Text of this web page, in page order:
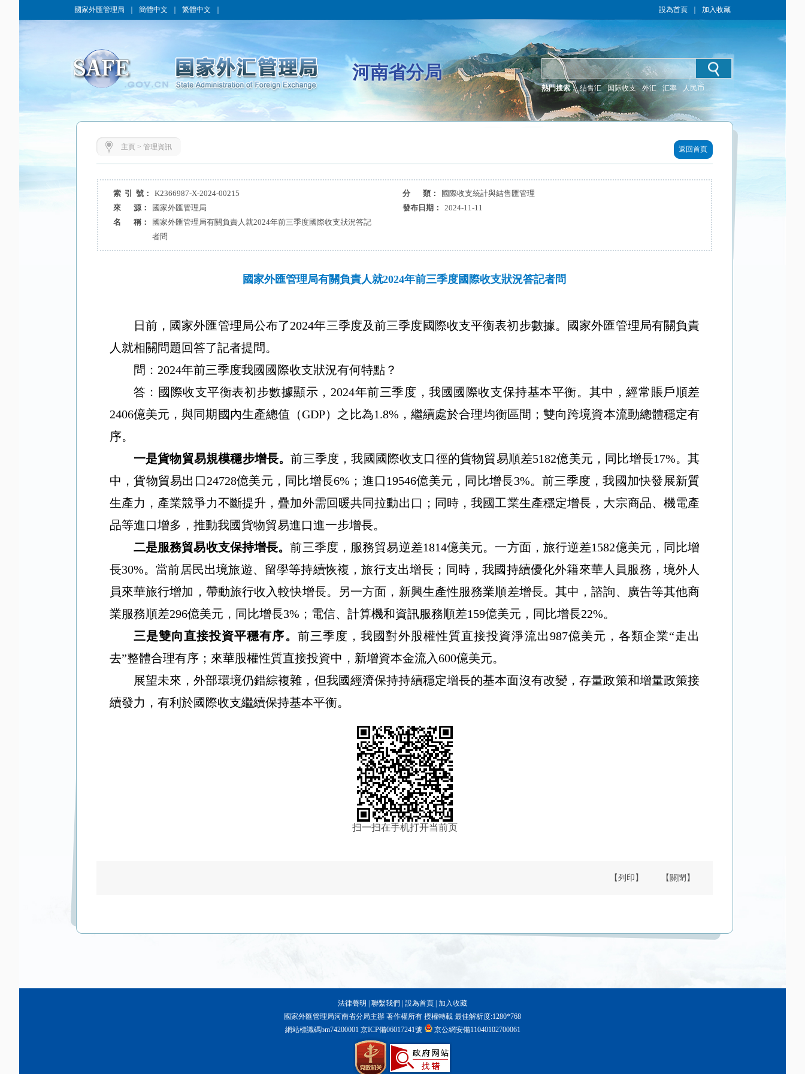
國家外匯管理局 簡體中文 繁體中文 設為首頁 加入收藏
河南省分局
熱門搜索： 结售汇 国际收支 外汇 汇率 人民币
主頁 > 管理資訊 返回首頁
索 引 號： K2366987-X-2024-00215 分 類：
國際收支統計與結售匯管理
來 源：
國家外匯管理局 發布日期：
2024-11-11
名 稱：
國家外匯管理局有關負責人就2024年前三季度國際收支狀況答記
者問
國家外匯管理局有關負責人就2024年前三季度國際收支狀況答記者問
日前，國家外匯管理局公布了2024年三季度及前三季度國際收支平衡表初步數據。國家外匯管理局有關負責
人就相關問題回答了記者提問。
問： 2024年前三季度我國國際收支狀況有何特點？
答： 國際收支平衡表初步數據顯示， 2024年前三季度，我國國際收支保持基本平衡。其中，經常賬戶順差
2406億美元，與同期國內生產總值（GDP）之比為1.8% ，繼續處於合理均衡區間；雙向跨境資本流動總體穩定有
序。
一是貨物貿易規模穩步增長。前三季度，我國國際收支口徑的貨物貿易順差5182億美元，同比增長17%。其
中，貨物貿易出口24728億美元，同比增長6% ；進口19546億美元，同比增長3%。前三季度，我國加快發展新質
生產力，產業競爭力不斷提升，疊加外需回暖共同拉動出口；同時，我國工業生產穩定增長，大宗商品、機電產
品等進口增多，推動我國貨物貿易進口進一步增長。
二是服務貿易收支保持增長。前三季度，服務貿易逆差1814億美元。一方面，旅行逆差1582億美元，同比增
長30%。當前居民出境旅遊、留學等持續恢複，旅行支出增長；同時，我國持續優化外籍來華人員服務，境外人
員來華旅行增加，帶動旅行收入較快增長。另一方面，新興生產性服務業順差增長。其中，諮詢、廣告等其他商
業服務順差296億美元，同比增長3% ；電信、計算機和資訊服務順差159億美元，同比增長22%。
三是雙向直接投資平穩有序。 前三季度，我國對外股權性質直接投資淨流出987億美元，各類企業“走出
去”整體合理有序；來華股權性質直接投資中，新增資本金流入600億美元。
展望未來 ，外部環境仍錯綜複雜，但我國經濟保持持續穩定增長的基本面沒有改變，存量政策和增量政策接
續發力，有利於國際收支繼續保持基本平衡。
扫一扫在手机打开当前页
【列印】 【關閉】
法律聲明 聯繫我們 設為首頁 加入收藏
國家外匯管理局河南省分局主辦 著作權所有 授權轉載 最佳解析度:1280*768
網站標識碼bm74200001京ICP備06017241號 京公網安備11040102700061